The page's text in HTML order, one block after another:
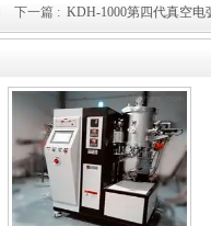
下一篇 : KDH-1000第四代真空电